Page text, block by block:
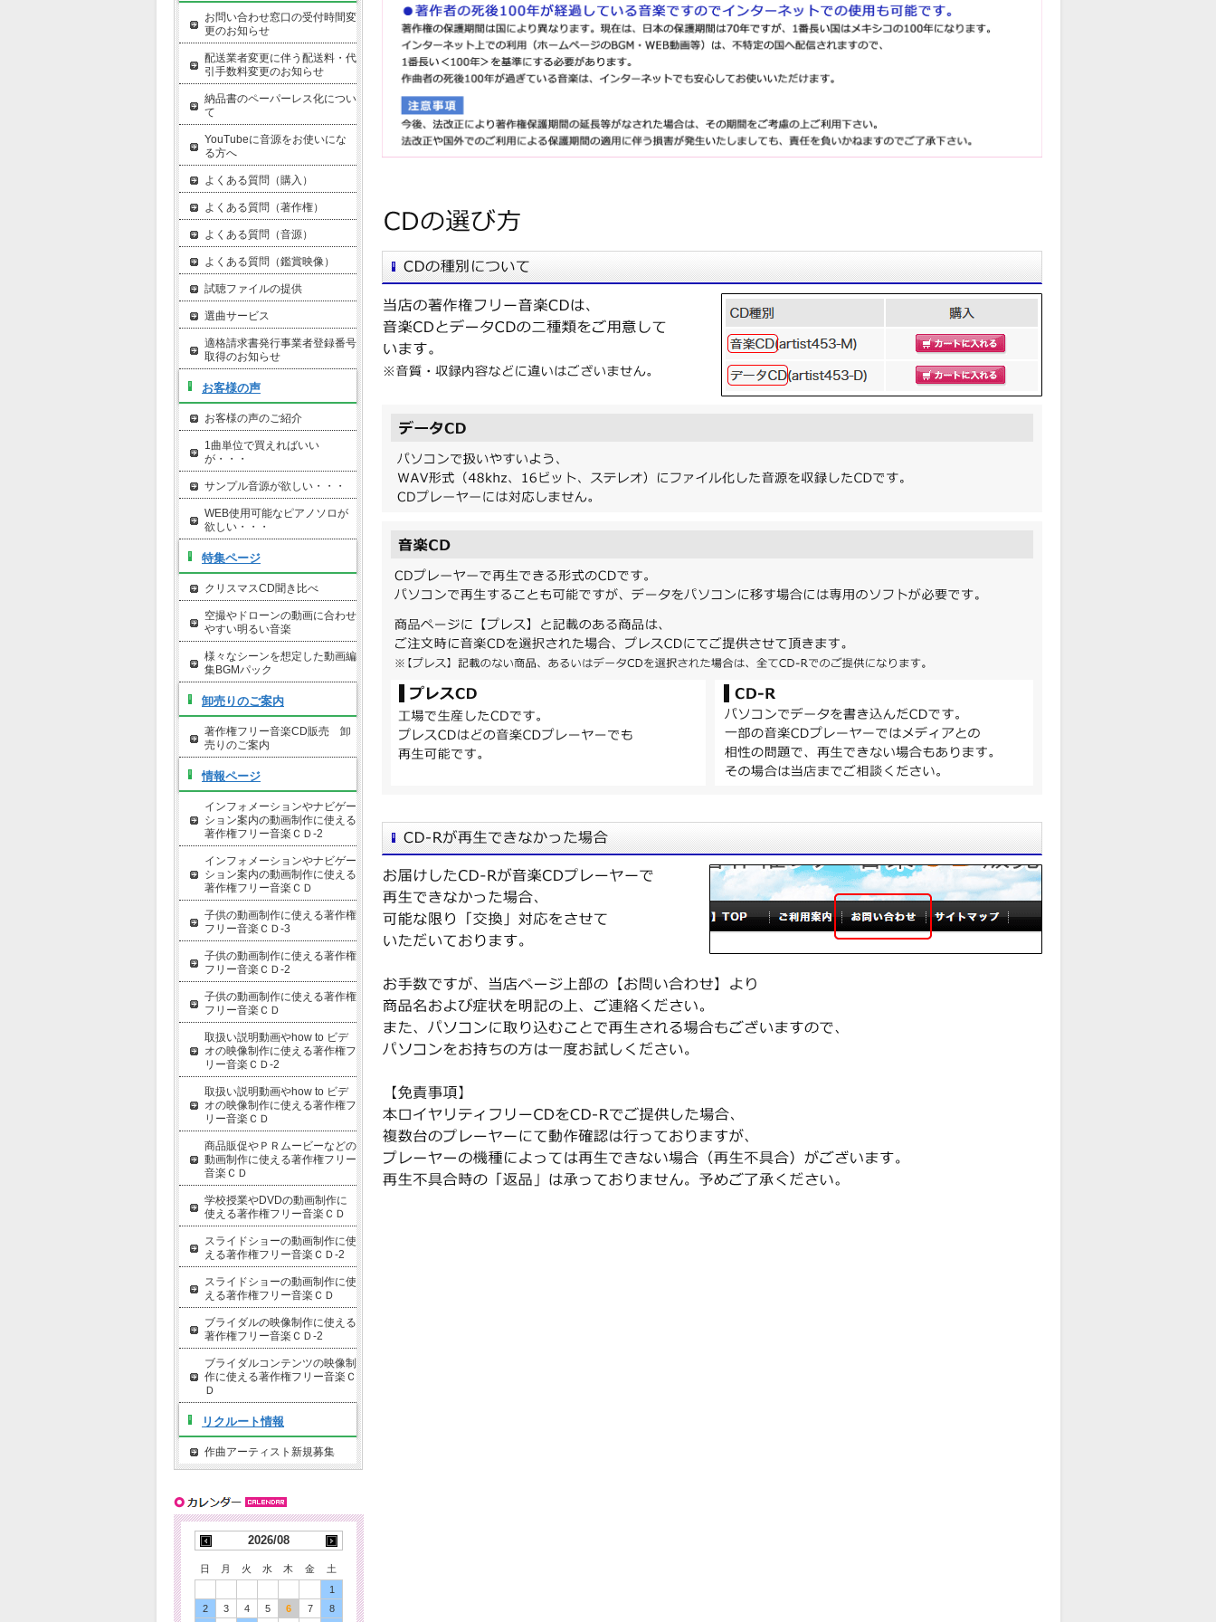
お問い合わせ窓口の受付時間変
更のお知らせ
配送業者変更に伴う配送料・代
引手数料変更のお知らせ
納品書のペーパーレス化につい
て
YouTubeに音源をお使いにな
る方へ
よくある質問（購入）
よくある質問（著作権）
よくある質問（音源）
よくある質問（鑑賞映像）
試聴ファイルの提供
選曲サービス
適格請求書発行事業者登録番号
取得のお知らせ
お客様の声
お客様の声のご紹介
1曲単位で買えればいい
が・・・
サンプル音源が欲しい・・・
WEB使用可能なピアノソロが
欲しい・・・
特集ページ
クリスマスCD聞き比べ
空撮やドローンの動画に合わせ
やすい明るい音楽
様々なシーンを想定した動画編
集BGMパック
卸売りのご案内
著作権フリー音楽CD販売 卸
売りのご案内
情報ページ
インフォメーションやナビゲー
ション案内の動画制作に使える
著作権フリー音楽ＣＤ-2
インフォメーションやナビゲー
ション案内の動画制作に使える
著作権フリー音楽ＣＤ
子供の動画制作に使える著作権
フリー音楽ＣＤ-3
子供の動画制作に使える著作権
フリー音楽ＣＤ-2
子供の動画制作に使える著作権
フリー音楽ＣＤ
取扱い説明動画やhow to ビデ
オの映像制作に使える著作権フ
リー音楽ＣＤ-2
取扱い説明動画やhow to ビデ
オの映像制作に使える著作権フ
リー音楽ＣＤ
商品販促やＰＲムービーなどの
動画制作に使える著作権フリー
音楽ＣＤ
学校授業やDVDの動画制作に
使える著作権フリー音楽ＣＤ
スライドショーの動画制作に使
える著作権フリー音楽ＣＤ-2
スライドショーの動画制作に使
える著作権フリー音楽ＣＤ
ブライダルの映像制作に使える
著作権フリー音楽ＣＤ-2
ブライダルコンテンツの映像制
作に使える著作権フリー音楽Ｃ
Ｄ
リクルート情報
作曲アーティスト新規募集
2026/08
日 月 火 水 木 金
土
1
2
3 4 5 6 7
8